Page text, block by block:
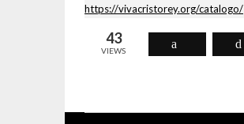
https://vivacristorey.org/catalogo/
43
VIEWS